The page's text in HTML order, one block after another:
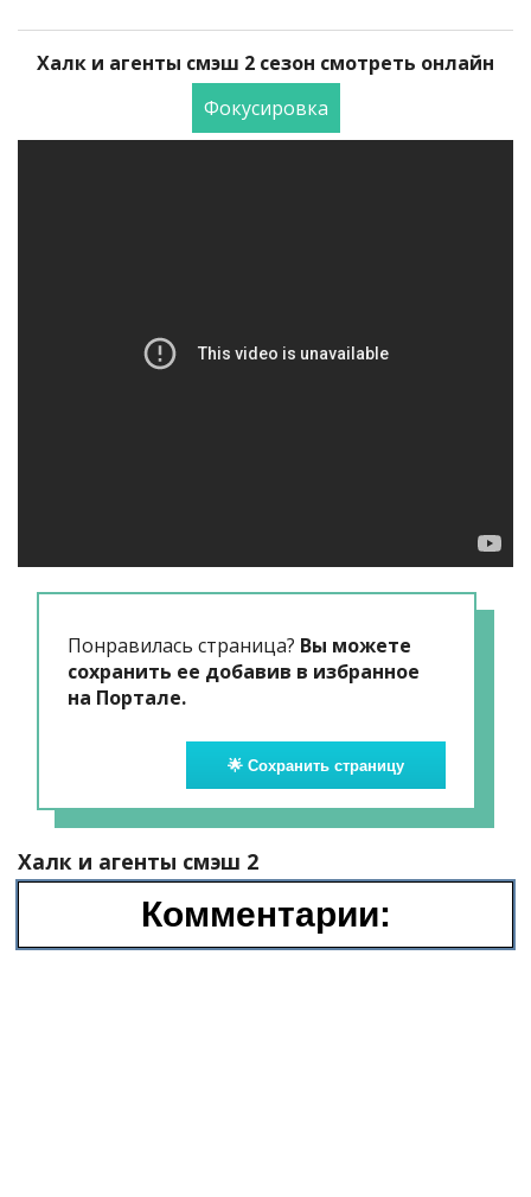
Халк и агенты смэш 2 сезон смотреть онлайн
Фокусировка
Понравилась страница? Вы можете
сохранить ее добавив в избранное
на Портале.
🌟 Сохранить страницу
Халк и агенты смэш 2
Комментарии: